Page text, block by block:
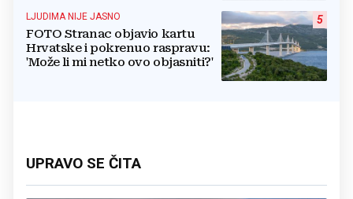
5
LJUDIMA NIJE JASNO
FOTO Stranac objavio kartu
Hrvatske i pokrenuo raspravu:
'Može li mi netko ovo objasniti?'
UPRAVO SE ČITA